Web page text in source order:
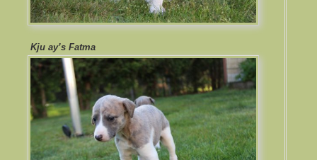
Kju ay’s Fatma